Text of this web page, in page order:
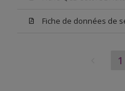
1